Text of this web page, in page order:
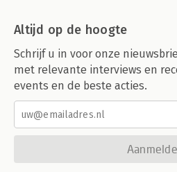
Altijd op de hoogte
Schrijf u in voor onze
met relevante interviews en
events en de beste acties.